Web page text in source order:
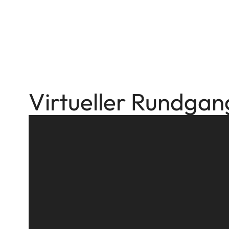
Virtueller